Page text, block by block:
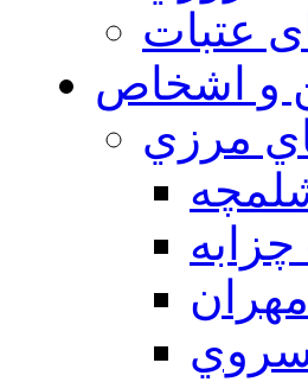
عتبات
و اشخاص
مرزي